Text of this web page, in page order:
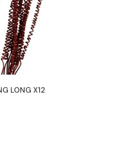
LONG X12